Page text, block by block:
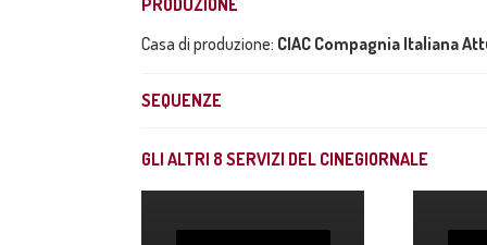
PRODUZIONE
Casa di produzione: CIAC Compagnia Italiana
SEQUENZE
GLI ALTRI 8 SERVIZI DEL CINEGIORNALE